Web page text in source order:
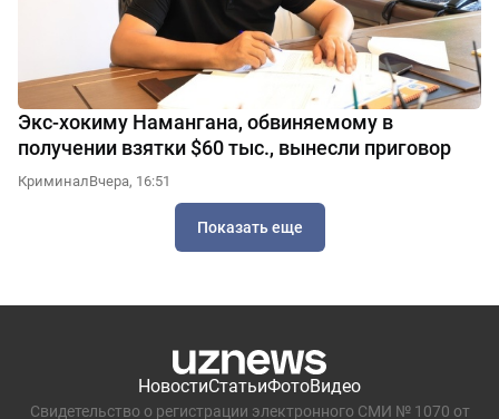
Экс-хокиму Намангана, обвиняемому в
получении взятки $60 тыс., вынесли приговор
КриминалВчера, 16:51
Показать еще
НовостиСтатьиФотоВидео
Свидетельство о регистрации электронного СМИ № 1070 от